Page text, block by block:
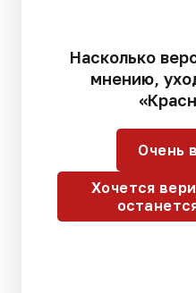
Насколько
мнению,
Очень
Хочется